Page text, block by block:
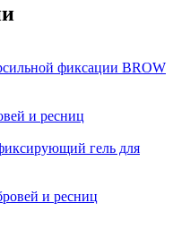
фиксации BROW
и ресниц
гель для
и ресниц